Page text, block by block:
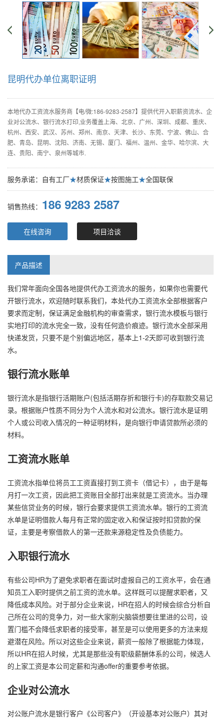
昆明代办单位离职证明
本地代办工资流水服务商【电/微:186-9283-2587】提供代开入职薪资流水、企
业对公流水、银行流水打印,业务覆盖上海、北京、广州、深圳、成都、重庆、
杭州、西安、武汉、苏州、郑州、南京、天津、长沙、东莞、宁波、佛山、合
肥、青岛、昆明、沈阳、济南、无锡、厦门、福州、温州、金华、哈尔滨、大
连、贵阳、南宁、泉州等城市.
服务承诺：自有工厂★材质保证★按图施工★全国联保
销售热线： 186 9283 2587
在线咨询 项目洽谈
产品描述
我们常年面向全国各地提供代办工资流水的服务，如果你也需要代
开银行流水，欢迎随时联系我们，本处代办工资流水全部根据客户
要求而定制，保证满足金融机构的审查需求，银行流水模板与银行
实地打印的流水完全一致，没有任何造价痕迹。银行流水全部采用
快递发货，只要不是个别偏远地区，基本上1-2天即可收到银行流
水。
银行流水账单
银行流水是指银行活期账户(包括活期存折和银行卡)的存取款交易记
录。根据账户性质不同分为个人流水和对公流水。银行流水是证明
个人或公司收入情况的一种证明材料，是向银行申请贷款所必须的
材料。
工资流水账单
工资流水指单位将员工工资直接打到工资卡（借记卡），由于是每
月打一次工资，因此把工资账目全部打出来就是工资流水。当办理
某些信贷业务的时候，银行会要求提供工资流水单。银行的工资流
水单是证明借款人每月有正常的固定收入和保证按时扣贷款的保
证，主要是考察借款人的第一还款来源稳定性及负债能力。
入职银行流水
有些公司HR为了避免求职者在面试时虚报自己的工资水平，会在通
知员工入职时提供之前工资的流水单。这样既可以提醒求职者，又
降低成本风险。对于部分企业来说，HR在招人的时候会综合分析自
己所在公司的竞争力，对一些大家削尖脑袋想要往里进的公司，设
置门槛不会降低求职者的接受率，甚至是可以使用更多的方法来规
避潜在风险。所以对这些企业来说，薪资一般除了根据能力体现，
所以HR在招人时候，尤其是那些没有职级薪酬体系的公司，候选人
的上家工资是本公司定薪和沟通offer的重要参考依据。
企业对公流水
对公账户流水是银行客户《公司客户》（开设基本对公账户）其对